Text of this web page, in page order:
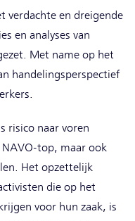
verdachte en dreigende
en analyses van
Met name op het
handelingsperspectief
risico naar voren
top, maar ook
Het opzettelijk
die op het
voor hun zaak, is